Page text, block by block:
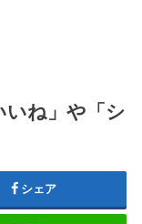
ね」や「シ
シェア